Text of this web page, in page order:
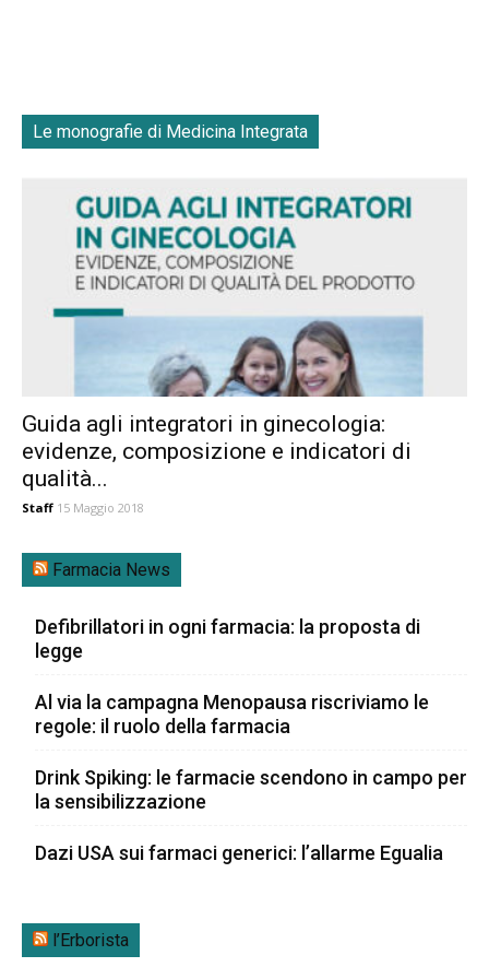
Le monografie di Medicina Integrata
Guida agli integratori in ginecologia:
evidenze, composizione e indicatori di
qualità...
Staff 15 Maggio 2018
Farmacia News
Defibrillatori in ogni farmacia: la proposta di
legge
Al via la campagna Menopausa riscriviamo le
regole: il ruolo della farmacia
Drink Spiking: le farmacie scendono in campo per
la sensibilizzazione
Dazi USA sui farmaci generici: l’allarme Egualia
l’Erborista